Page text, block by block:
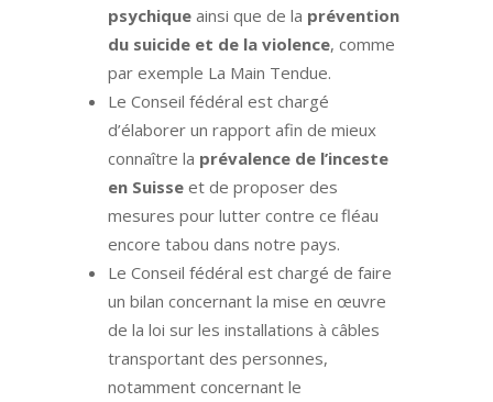
psychiqueainsi que de la prévention
du suicide et de la violence, comme
par exemple La Main Tendue.
Le Conseil fédéral est chargé
d’élaborer un rapport afin de mieux
connaître la prévalence de l’inceste
en Suisseet de proposer des
mesures pour lutter contre ce fléau
encore tabou dans notre pays.
Le Conseil fédéral est chargé de faire
un bilan concernant la mise en œuvre
de la loi sur les installations à câbles
transportant des personnes,
notamment concernant le